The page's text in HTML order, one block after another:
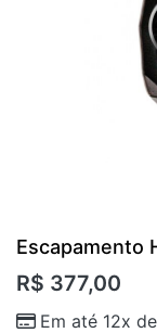
Escapamento
R$ 377,00
Em até 12x de